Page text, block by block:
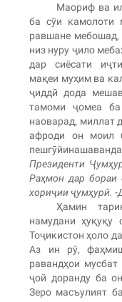
Маориф ва
ба сӯи камолоти
равшане мебошад,
низ нуру ҷило
дар сиёсати
мақеи муҳим ва
ҷиддӣ дода
тамоми ҷомеа
наоварад, миллат
афроди он моил
Президенти
Раҳмон дар бораи
хориҷии ҷумҳурӣ.
Ҳамин
намудани ҳуқуқу
Тоҷикистон ҳоло
Аз ин рӯ,
равандҳои
ҷой доранду ба
Зеро масъулият